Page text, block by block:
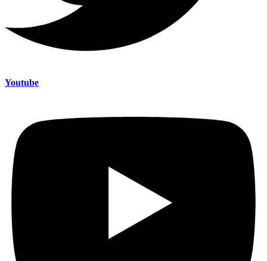
Youtube